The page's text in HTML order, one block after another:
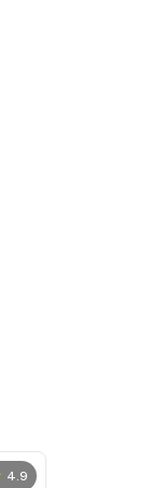
4.9